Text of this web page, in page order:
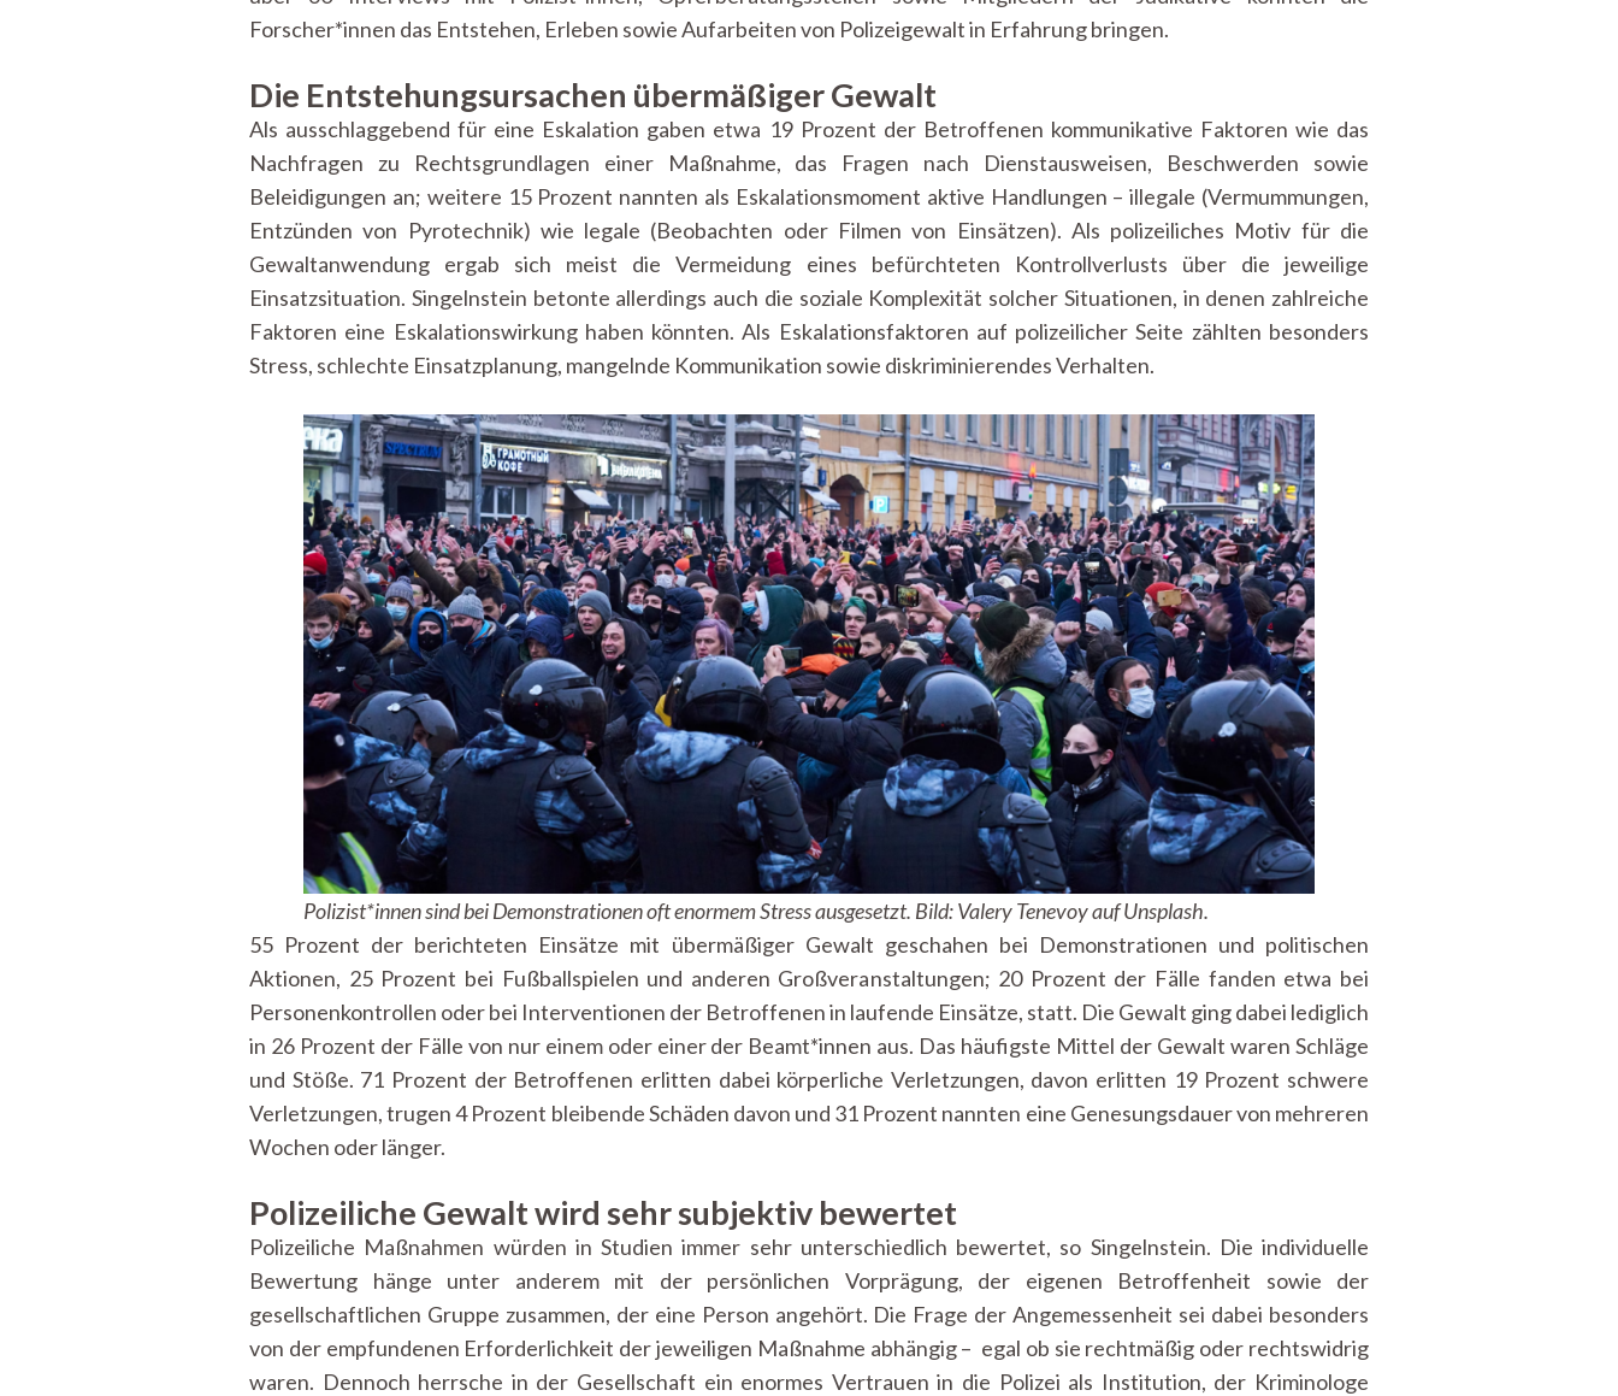
Forscher*innen das Entstehen, Erleben sowie Aufarbeiten von Polizeigewalt in Erfahrung bringen.
Die Entstehungsursachen übermäßiger Gewalt
Als ausschlaggebend für eine Eskalation gaben etwa 19 Prozent der Betroffenen kommunikative Faktoren wie das
Nachfragen zu Rechtsgrundlagen einer Maßnahme, das Fragen nach Dienstausweisen, Beschwerden sowie
Beleidigungen an; weitere 15 Prozent nannten als Eskalationsmoment aktive Handlungen – illegale (Vermummungen,
Entzünden von Pyrotechnik) wie legale (Beobachten oder Filmen von Einsätzen). Als polizeiliches Motiv für die
Gewaltanwendung ergab sich meist die Vermeidung eines befürchteten Kontrollverlusts über die jeweilige
Einsatzsituation. Singelnstein betonte allerdings auch die soziale Komplexität solcher Situationen, in denen zahlreiche
Faktoren eine Eskalationswirkung haben könnten. Als Eskalationsfaktoren auf polizeilicher Seite zählten besonders
Stress, schlechte Einsatzplanung, mangelnde Kommunikation sowie diskriminierendes Verhalten.
Polizist*innen sind bei Demonstrationen oft enormem Stress ausgesetzt. Bild: Valery Tenevoy auf Unsplash.
55 Prozent der berichteten Einsätze mit übermäßiger Gewalt geschahen bei Demonstrationen und politischen
Aktionen, 25 Prozent bei Fußballspielen und anderen Großveranstaltungen; 20 Prozent der Fälle fanden etwa bei
Personenkontrollen oder bei Interventionen der Betroffenen in laufende Einsätze, statt. Die Gewalt ging dabei lediglich
in 26 Prozent der Fälle von nur einem oder einer der Beamt*innen aus. Das häufigste Mittel der Gewalt waren Schläge
und Stöße. 71 Prozent der Betroffenen erlitten dabei körperliche Verletzungen, davon erlitten 19 Prozent schwere
Verletzungen, trugen 4 Prozent bleibende Schäden davon und 31 Prozent nannten eine Genesungsdauer von mehreren
Wochen oder länger.
Polizeiliche Gewalt wird sehr subjektiv bewertet
Polizeiliche Maßnahmen würden in Studien immer sehr unterschiedlich bewertet, so Singelnstein. Die individuelle
Bewertung hänge unter anderem mit der persönlichen Vorprägung, der eigenen Betroffenheit sowie der
gesellschaftlichen Gruppe zusammen, der eine Person angehört. Die Frage der Angemessenheit sei dabei besonders
von der empfundenen Erforderlichkeit der jeweiligen Maßnahme abhängig – egal ob sie rechtmäßig oder rechtswidrig
waren. Dennoch herrsche in der Gesellschaft ein enormes Vertrauen in die Polizei als Institution, der Kriminologe